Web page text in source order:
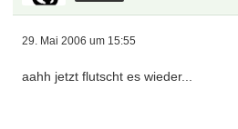
29. Mai 2006 um 15:55
aahh jetzt flutscht es wieder...